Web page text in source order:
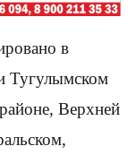
в
Тугулымском
Верхней